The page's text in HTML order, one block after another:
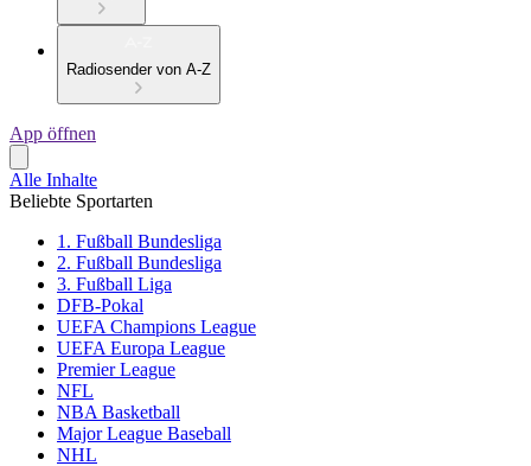
Radiosender von A-Z
App öffnen
Alle Inhalte
Beliebte Sportarten
1. Fußball Bundesliga
2. Fußball Bundesliga
3. Fußball Liga
DFB-Pokal
UEFA Champions League
UEFA Europa League
Premier League
NFL
NBA Basketball
Major League Baseball
NHL